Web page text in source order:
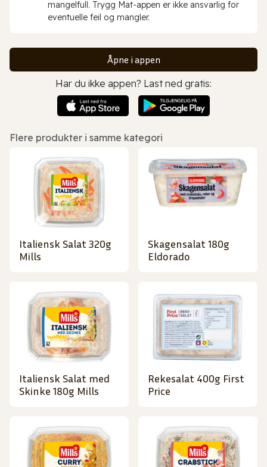
mangelfull. Trygg Mat-appen er ikke ansvarlig for
eventuelle feil og mangler.
Åpne i appen
Har du ikke appen? Last ned gratis:
Flere produkter i samme kategori
Italiensk Salat 320g
Mills
Skagensalat 180g
Eldorado
Italiensk Salat med
Skinke 180g Mills
Rekesalat 400g First
Price